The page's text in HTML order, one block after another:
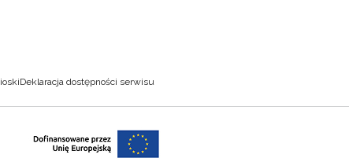
Deklaracja dostępności serwisu